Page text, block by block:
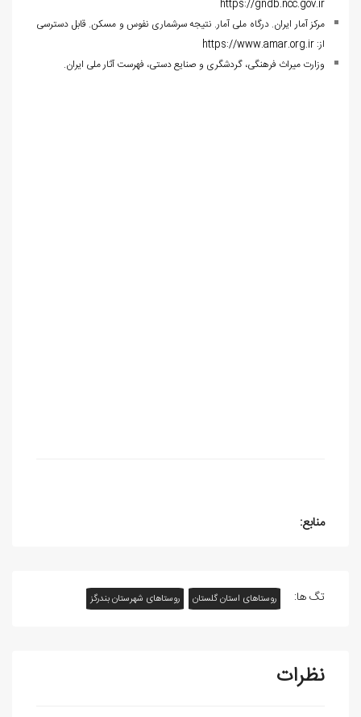
https://gndb.ncc.gov.ir
مرکز آمار ایران. درگاه ملی آمار. نتیجه سرشماری نفوس و مسکن. قابل دسترسی
از:https://www.amar.org.ir
وزارت میراث فرهنگی، گردشگری و صنایع دستی، فهرست آثار ملی ایران.
منابع:
تگ ها: روستاهای استان گلستان روستاهای شهرستان بندرگز
نظرات